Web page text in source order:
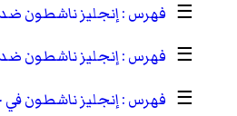
☰
إنجليز ناشطون ضد
☰
إنجليز ناشطون
☰
إنجليز ناشطون في